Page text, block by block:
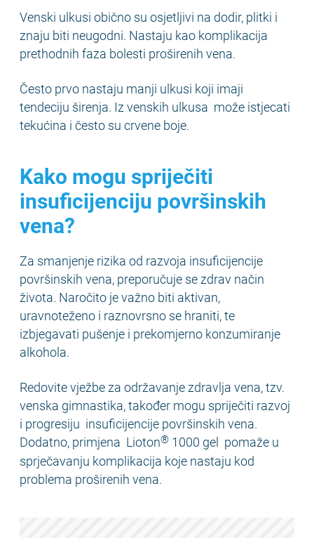
Venski ulkusi obično su osjetljivi na dodir, plitki i
znaju biti neugodni. Nastaju kao komplikacija
prethodnih faza bolesti proširenih vena.
Često prvo nastaju manji ulkusi koji imaji
tendeciju širenja. Iz venskih ulkusa može istjecati
tekućina i često su crvene boje.
Kako mogu spriječiti
insuficijenciju površinskih
vena?
Za smanjenje rizika od razvoja insuficijencije
površinskih vena, preporučuje se zdrav način
života. Naročito je važno biti aktivan,
uravnoteženo i raznovrsno se hraniti, te
izbjegavati pušenje i prekomjerno konzumiranje
alkohola.
Redovite vježbe za održavanje zdravlja vena, tzv.
venska gimnastika, također mogu spriječiti razvoj
i progresiju insuficijencije površinskih vena.
Dodatno, primjena Lioton® 1000 gel pomaže u
sprječavanju komplikacija koje nastaju kod
problema proširenih vena.